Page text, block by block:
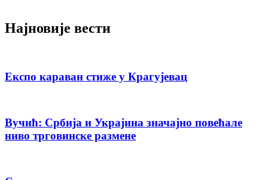
Најновије вести
Експо караван стиже у Крагујевац
Вучић: Србија и Украјина значајно повећале
ниво трговинске размене